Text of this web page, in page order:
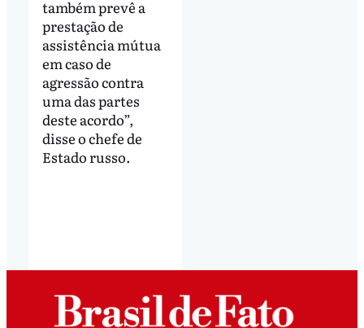
também prevê a
prestação de
assistência mútua
em caso de
agressão contra
uma das partes
deste acordo”,
disse o chefe de
Estado russo.